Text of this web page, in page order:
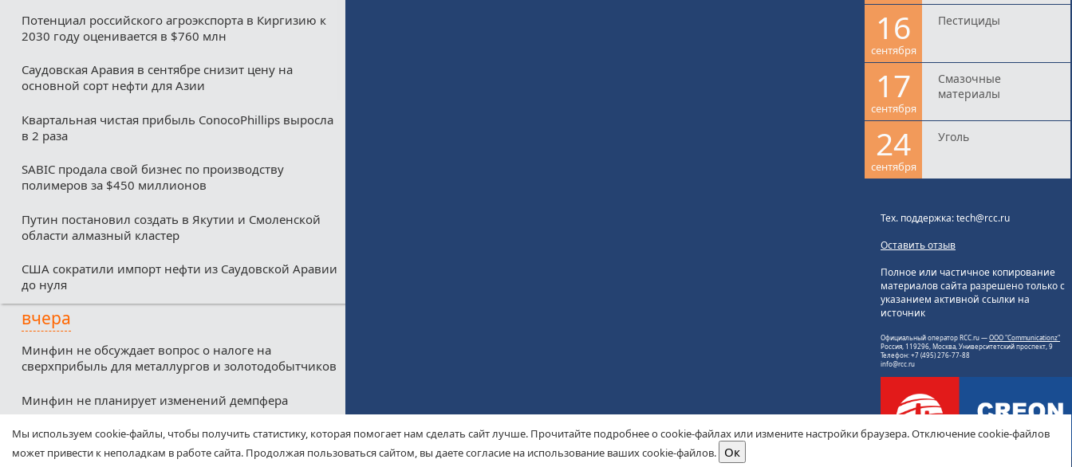
Потенциал российского агроэкспорта в Киргизию к
2030 году оценивается в $760 млн
Саудовская Аравия в сентябре снизит цену на
основной сорт нефти для Азии
Квартальная чистая прибыль ConocoPhillips выросла
в 2 раза
SABIC продала свой бизнес по производству
полимеров за $450 миллионов
Путин постановил создать в Якутии и Смоленской
области алмазный кластер
США сократили импорт нефти из Саудовской Аравии
до нуля
вчера
Минфин не обсуждает вопрос о налоге на
сверхприбыль для металлургов и золотодобытчиков
Минфин не планирует изменений демпфера
Минфин против любых налоговых льгот для малых
нефтекомпаний из-за дефицитного бюджета
16
сентября
Пестициды
17
сентября
Смазочные
материалы
24
сентября
Уголь
Тех. поддержка: tech@rcc.ru
Оставить отзыв
Полное или частичное копирование
материалов сайта разрешено только с
указанием активной ссылки на
источник
Официальный оператор RCC.ru —ООО "Communicationz"
Россия, 119296, Москва, Университетский проспект, 9
Телефон: +7 (495) 276-77-88
info@rcc.ru
Мы используем cookie-файлы, чтобы получить статистику, которая помогает нам сделать сайт лучше. Прочитайте подробнее о cookie-файлах или измените настройки браузера. Отключение cookie-файлов
может привести к неполадкам в работе сайта. Продолжая пользоваться сайтом, вы даете согласие на использование ваших cookie-файлов.